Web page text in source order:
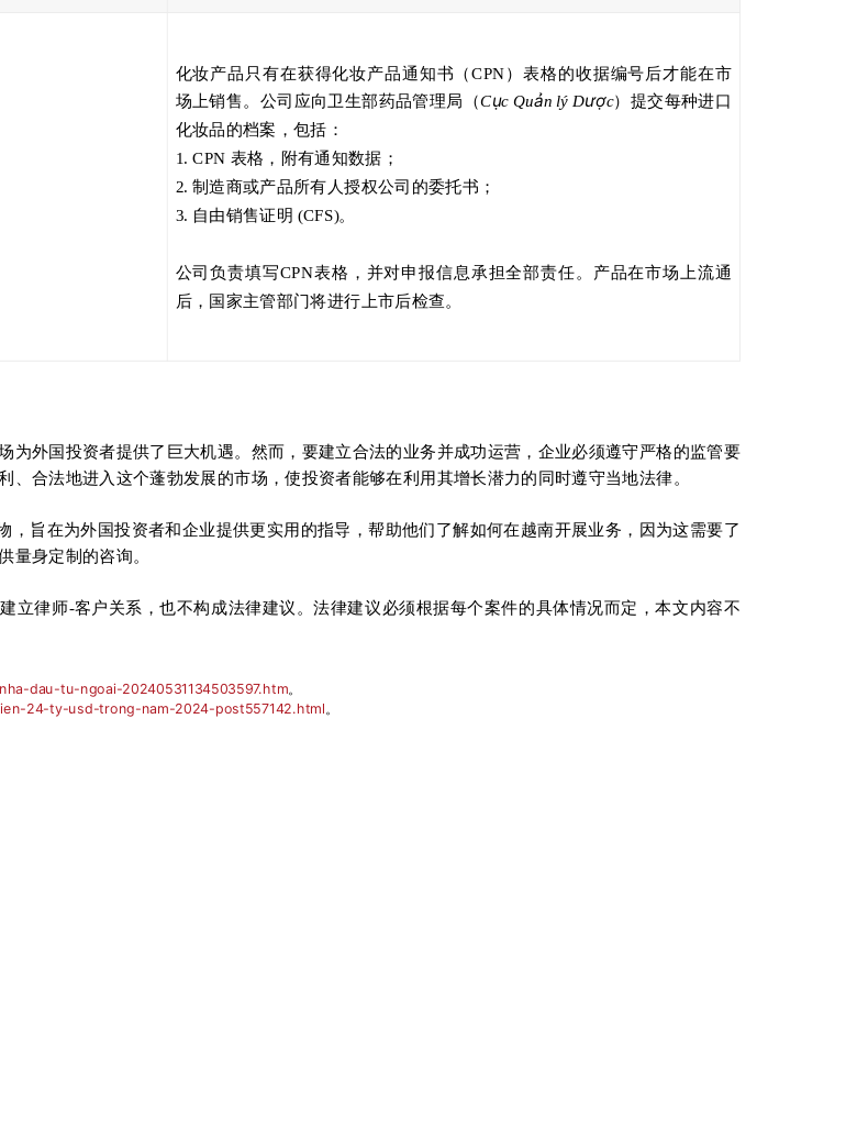
化妆产品只有在获得化妆产品通知书（CPN）表格的收据编号后才能在市
场上销售。公司应向卫生部药品管理局（Cục Quản lý Dược）提交每种进口
化妆品的档案，包括：
1. CPN 表格，附有通知数据；
2. 制造商或产品所有人授权公司的委托书；
3. 自由销售证明 (CFS)。
公司负责填写CPN表格，并对申报信息承担全部责任。产品在市场上流通
后，国家主管部门将进行上市后检查。
外国投资者提供了巨大机遇。然而，要建立合法的业务并成功运营，企业必须遵守严格的监管要
合法地进入这个蓬勃发展的市场，使投资者能够在利用其增长潜力的同时遵守当地法律。
，旨在为外国投资者和企业提供更实用的指导，帮助他们了解如何在越南开展业务，因为这需要了
量身定制的咨询。
立律师-客户关系，也不构成法律建议。法律建议必须根据每个案件的具体情况而定，本文内容不
dau-tu-ngoai-20240531134503597.htm。
24-ty-usd-trong-nam-2024-post557142.html。